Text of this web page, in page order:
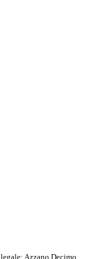
Azzano Decimo